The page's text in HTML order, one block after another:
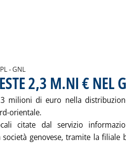
- GNL
2,3 M.NI € NEL
milioni di euro nella
orientale.
citate dal servizio
genovese, tramite la filiale